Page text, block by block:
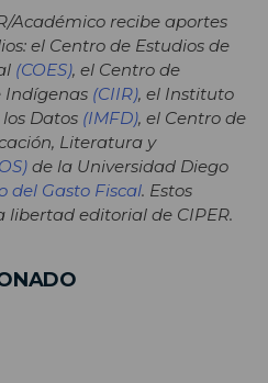
Académico recibe aportes
el Centro de Estudios de
(COES), el Centro de
Indígenas (CIIR), el Instituto
Datos (IMFD), el Centro de
Literatura y
de la Universidad Diego
del Gasto Fiscal. Estos
libertad editorial de CIPER.